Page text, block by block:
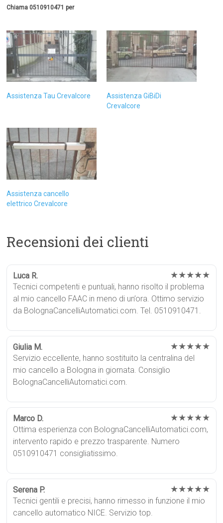
Chiama 0510910471 per
Assistenza Tau Crevalcore
Assistenza GiBiDi
Crevalcore
Assistenza cancello
elettrico Crevalcore
Recensioni dei clienti
Luca R. ★★★★★
Tecnici competenti e puntuali, hanno risolto il problema
al mio cancello FAAC in meno di un’ora. Ottimo servizio
da BolognaCancelliAutomatici.com. Tel. 0510910471.
Giulia M. ★★★★★
Servizio eccellente, hanno sostituito la centralina del
mio cancello a Bologna in giornata. Consiglio
BolognaCancelliAutomatici.com.
Marco D. ★★★★★
Ottima esperienza con BolognaCancelliAutomatici.com,
intervento rapido e prezzo trasparente. Numero
0510910471 consigliatissimo.
Serena P. ★★★★★
Tecnici gentili e precisi, hanno rimesso in funzione il mio
cancello automatico NICE. Servizio top.